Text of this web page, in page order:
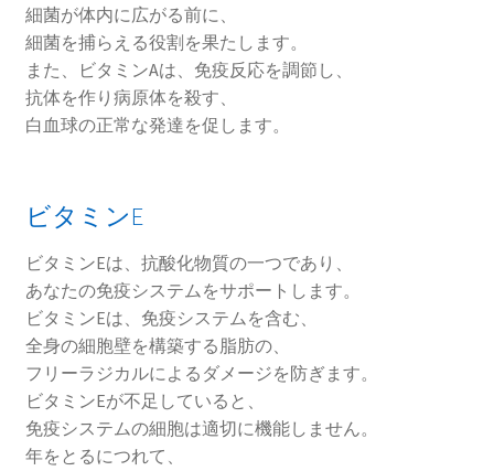
細菌が体内に広がる前に、
細菌を捕らえる役割を果たします。
また、ビタミンAは、免疫反応を調節し、
抗体を作り病原体を殺す、
白血球の正常な発達を促します。
ビタミンE
ビタミンEは、抗酸化物質の一つであり、
あなたの免疫システムをサポートします。
ビタミンEは、免疫システムを含む、
全身の細胞壁を構築する脂肪の、
フリーラジカルによるダメージを防ぎます。
ビタミンEが不足していると、
免疫システムの細胞は適切に機能しません。
年をとるにつれて、